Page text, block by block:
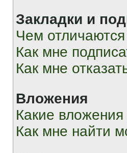
Закладки и
Чем отличаются
Как мне
Как мне
Вложения
Какие
Как мне найти